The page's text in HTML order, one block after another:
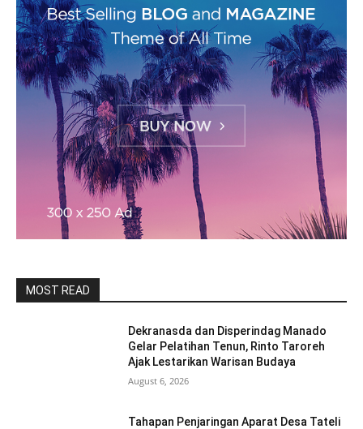
MOST READ
Dekranasda dan Disperindag Manado
Gelar Pelatihan Tenun, Rinto Taroreh
Ajak Lestarikan Warisan Budaya
August 6, 2026
Tahapan Penjaringan Aparat Desa Tateli